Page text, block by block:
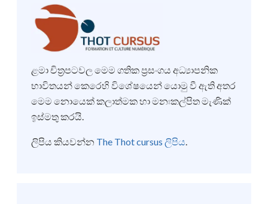
ළමා චිත්‍රපටවල මෙම ගතික ප්‍රසංගය අධ්‍යාපනික
භාවිතයන් කෙරෙහි විශේෂයෙන් යොමු වී ඇති අතර
මෙම නොයෙක් කලාත්මක හා මනඃකල්පිත මැණික්
ඉස්මතු කරයි.
ලිපිය කියවන්න The Thot cursus ලිපිය.